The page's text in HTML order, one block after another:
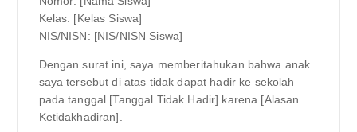
Kelas: [Kelas Siswa]
NIS/NISN: [NIS/NISN Siswa]
Dengan surat ini, saya memberitahukan bahwa anak
saya tersebut di atas tidak dapat hadir ke sekolah
pada tanggal [Tanggal Tidak Hadir] karena [Alasan
Ketidakhadiran].